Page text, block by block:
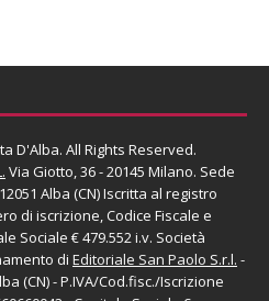
D'Alba. All Rights Reserved.
Via Giotto, 36 - 20145 Milano. Sede
Alba (CN) Iscritta al registro
di iscrizione, Codice Fiscale e
Sociale € 479.552 i.v. Società
di Editoriale San Paolo S.r.l. -
(CN) - P.IVA/Cod.fisc./Iscrizione